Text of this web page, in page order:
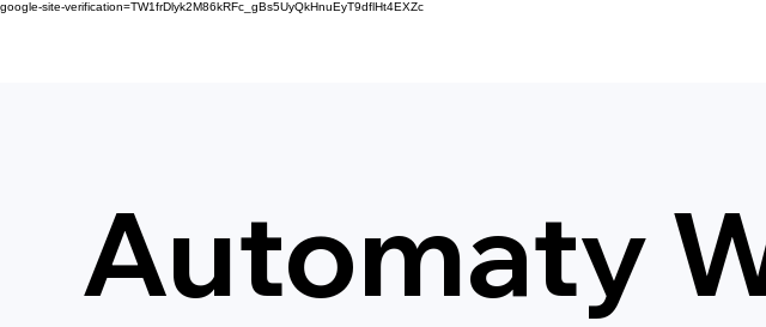
google-site-verification=TW1frDlyk2M86kRFc_gBs5UyQkHnuEyT9dflHt4EXZc
Automaty